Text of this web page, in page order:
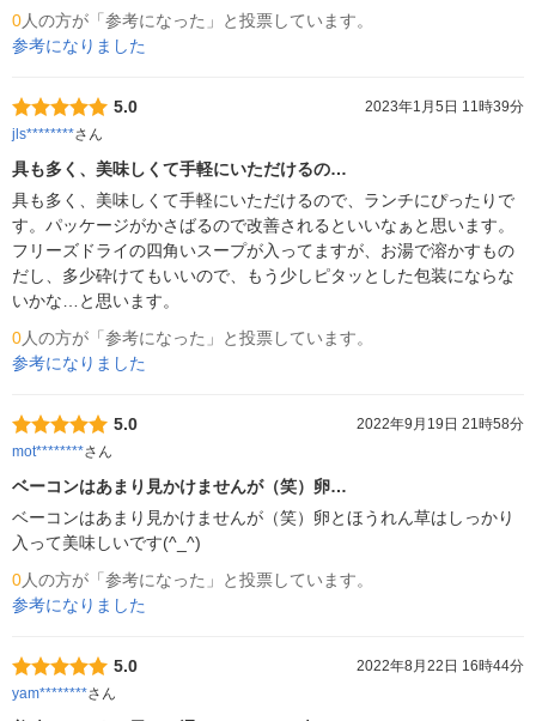
0人の方が「参考になった」と投票しています。
参考になりました
5.0
2023年1月5日 11時39分
jls********さん
具も多く、美味しくて手軽にいただけるの…
具も多く、美味しくて手軽にいただけるので、ランチにぴったりで
す。パッケージがかさばるので改善されるといいなぁと思います。
フリーズドライの四角いスープが入ってますが、お湯で溶かすもの
だし、多少砕けてもいいので、もう少しピタッとした包装にならな
いかな…と思います。
0人の方が「参考になった」と投票しています。
参考になりました
5.0
2022年9月19日 21時58分
mot********さん
ベーコンはあまり見かけませんが（笑）卵…
ベーコンはあまり見かけませんが（笑）卵とほうれん草はしっかり
入って美味しいです(^_^)
0人の方が「参考になった」と投票しています。
参考になりました
5.0
2022年8月22日 16時44分
yam********さん